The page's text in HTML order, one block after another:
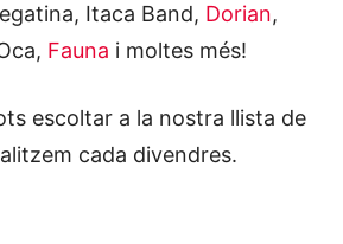
Itaca Band, Dorian,
Fauna i moltes més!
escoltar a la nostra llista de
cada divendres.